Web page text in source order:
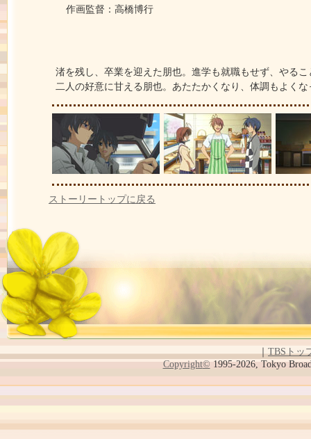
作画監督：高橋博行
渚を残し、卒業を迎えた朋也。進学も就職もせず、やる
二人の好意に甘える朋也。あたたかくなり、体調もよく
ストーリートップに戻る
｜ TBSトッ
Copyright© 1995-2026, Tokyo